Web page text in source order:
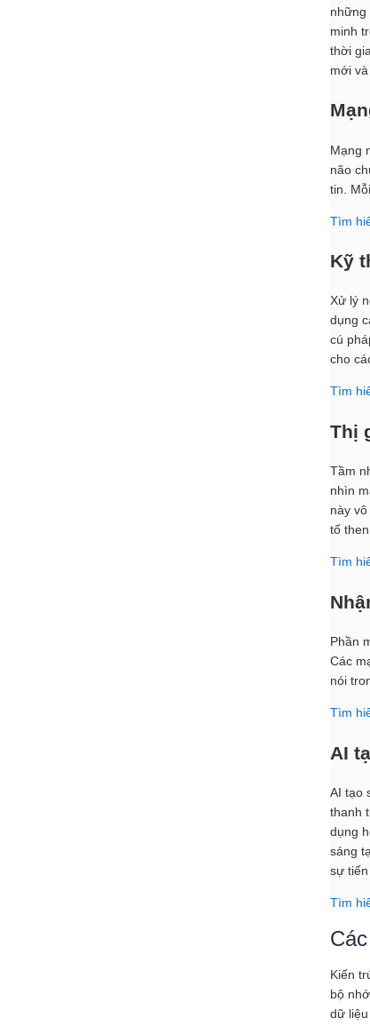
những
minh
thời
mới
Mạng
não
tin.
Tìm
Kỹ
Xử lý
dụng
cú
cho
Tìm
Thị
Tầm
nhìn
này
tố
Tìm
Phần
Các
nói
Tìm
AI
AI tạo
thanh
dụng
sáng
sự
Tìm
Kiến
bộ
dữ liệu